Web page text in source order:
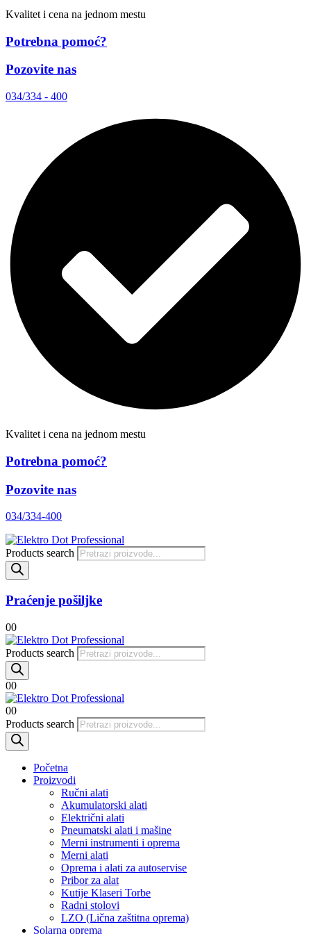
Kvalitet i cena na jednom mestu
Potrebna pomoć?
Pozovite nas
034/334 - 400
Kvalitet i cena na jednom mestu
Potrebna pomoć?
Pozovite nas
034/334-400
Products search
Praćenje pošiljke
00
Products search
00
00
Products search
Početna
Proizvodi
Ručni alati
Akumulatorski alati
Električni alati
Pneumatski alati i mašine
Merni instrumenti i oprema
Merni alati
Oprema i alati za autoservise
Pribor za alat
Kutije Klaseri Torbe
Radni stolovi
LZO (Lična zaštitna oprema)
Solarna oprema